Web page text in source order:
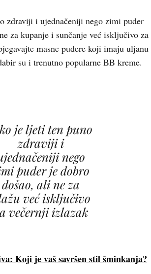
zdraviji i ujednačeniji nego zimi puder
za kupanje i sunčanje već isključivo za
masne pudere koji imaju uljanu
su i trenutno popularne BB kreme.
je ljeti ten puno
zdraviji i
nego
puder je dobro
došao, ali ne za
već isključivo
večernji izlazak
Koji je vaš savršen stil šminkanja?